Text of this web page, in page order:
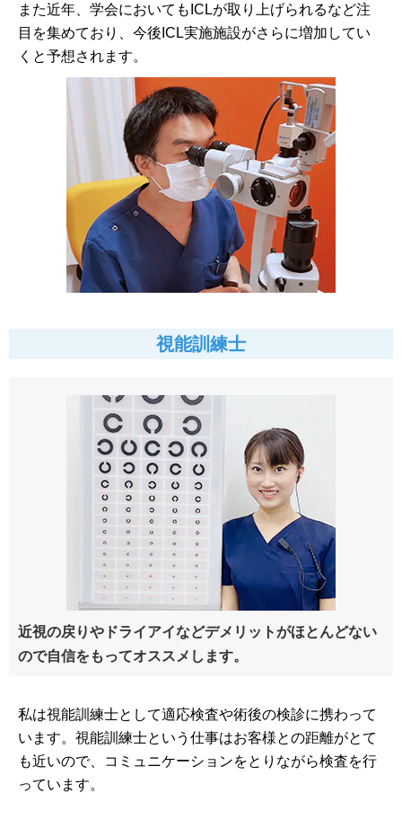
また近年、学会においてもICLが取り上げられるなど注
目を集めており、今後ICL実施施設がさらに増加してい
くと予想されます。
視能訓練士
近視の戻りやドライアイなどデメリットがほとんどない
ので自信をもってオススメします。
私は視能訓練士として適応検査や術後の検診に携わって
います。視能訓練士という仕事はお客様との距離がとて
も近いので、コミュニケーションをとりながら検査を行
っています。